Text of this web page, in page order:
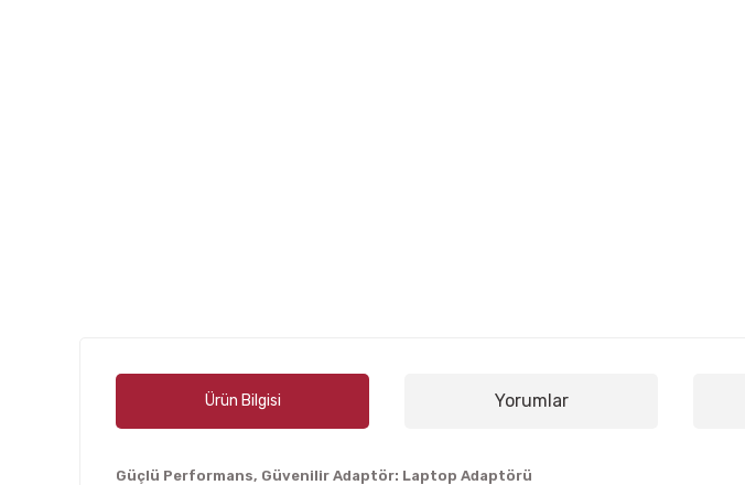
Ürün Bilgisi Yorumlar
Güçlü Performans, Güvenilir Adaptör: Laptop Adaptörü